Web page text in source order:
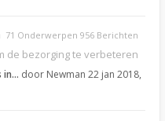
71 Onderwerpen 956 Berichten
de bezorging te verbeteren
in… door Newman 22 jan 2018,